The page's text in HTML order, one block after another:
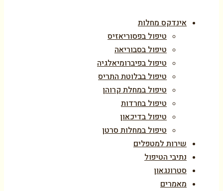
אינדקס מחלות
טיפול בפסוריאזיס
טיפול בסבוריאה
טיפול בפיברומיאלגיה
טיפול בבלוטת התריס
טיפול במחלת קרוהן
טיפול בחרדות
טיפול בדיכאון
טיפול במחלות סרטן
שירות למטפלים
נתיבי הטיפול
סטרונגאון
מאמרים